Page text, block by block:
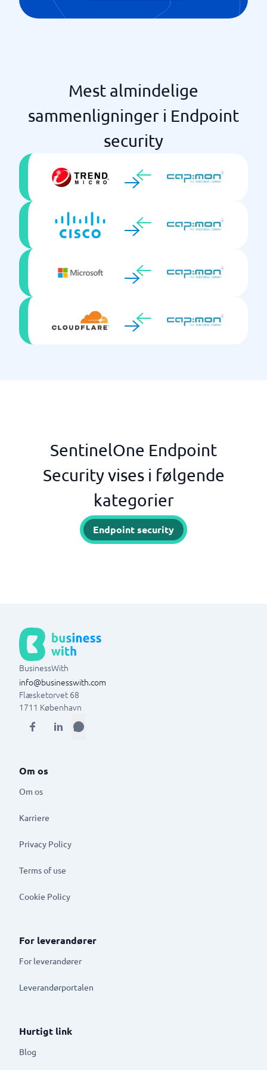
Mest almindelige
sammenligninger i Endpoint
security
SentinelOne Endpoint
Security vises i følgende
kategorier
Endpoint security
BusinessWith
info@businesswith.com
Flæsketorvet 68
1711 København
Om os
Om os
Karriere
Privacy Policy
Terms of use
Cookie Policy
For leverandører
For leverandører
Leverandørportalen
Hurtigt link
Blog